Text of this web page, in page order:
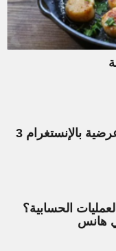
كيفية عمل صورة عرضية بالإنستغرام 3
الحسابية؟
هانس